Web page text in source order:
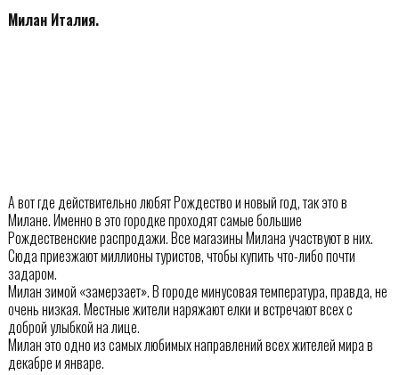
Милан Италия.
А вот где действительно любят Рождество и новый год, так это в
Милане. Именно в это городке проходят самые большие
Рождественские распродажи. Все магазины Милана участвуют в них.
Сюда приезжают миллионы туристов, чтобы купить что-либо почти
задаром.
Милан зимой «замерзает». В городе минусовая температура, правда, не
очень низкая. Местные жители наряжают елки и встречают всех с
доброй улыбкой на лице.
Милан это одно из самых любимых направлений всех жителей мира в
декабре и январе.